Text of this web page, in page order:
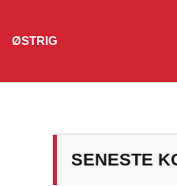
ØSTRIG
SENESTE